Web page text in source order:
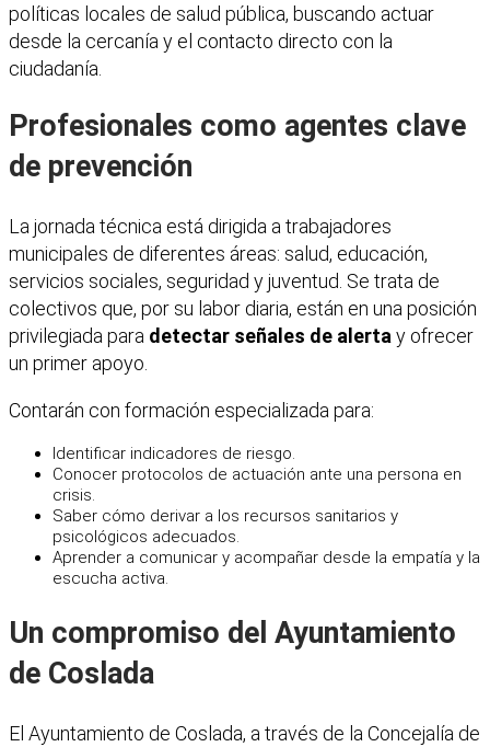
políticas locales de salud pública, buscando actuar
desde la cercanía y el contacto directo con la
ciudadanía.
Profesionales como agentes clave
de prevención
La jornada técnica está dirigida a trabajadores
municipales de diferentes áreas: salud, educación,
servicios sociales, seguridad y juventud. Se trata de
colectivos que, por su labor diaria, están en una posición
privilegiada para detectar señales de alerta y ofrecer
un primer apoyo.
Contarán con formación especializada para:
Identificar indicadores de riesgo.
Conocer protocolos de actuación ante una persona en
crisis.
Saber cómo derivar a los recursos sanitarios y
psicológicos adecuados.
Aprender a comunicar y acompañar desde la empatía y la
escucha activa.
Un compromiso del Ayuntamiento
de Coslada
El Ayuntamiento de Coslada, a través de la Concejalía de